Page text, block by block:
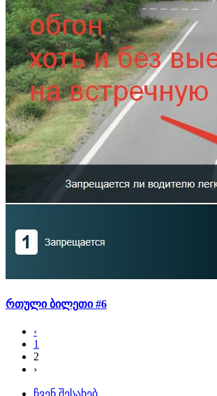
რთული ბილეთი #6
‹
1
2
›